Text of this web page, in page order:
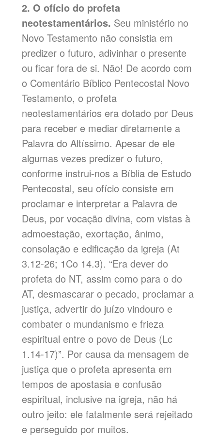
2. O ofício do profeta
neotestamentários. Seu ministério no
Novo Testamento não consistia em
predizer o futuro, adivinhar o presente
ou ficar fora de si. Não! De acordo com
o Comentário Bíblico Pentecostal Novo
Testamento, o profeta
neotestamentários era dotado por Deus
para receber e mediar diretamente a
Palavra do Altíssimo. Apesar de ele
algumas vezes predizer o futuro,
conforme instrui-nos a Bíblia de Estudo
Pentecostal, seu ofício consiste em
proclamar e interpretar a Palavra de
Deus, por vocação divina, com vistas à
admoestação, exortação, ânimo,
consolação e edificação da igreja (At
3.12-26; 1Co 14.3). “Era dever do
profeta do NT, assim como para o do
AT, desmascarar o pecado, proclamar a
justiça, advertir do juízo vindouro e
combater o mundanismo e frieza
espiritual entre o povo de Deus (Lc
1.14-17)”. Por causa da mensagem de
justiça que o profeta apresenta em
tempos de apostasia e confusão
espiritual, inclusive na igreja, não há
outro jeito: ele fatalmente será rejeitado
e perseguido por muitos.